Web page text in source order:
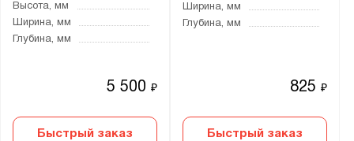
Высота, мм
Ширина, мм
Глубина, мм
5 500₽
Быстрый заказ
Ширина, мм
Глубина, мм
825₽
Быстрый заказ